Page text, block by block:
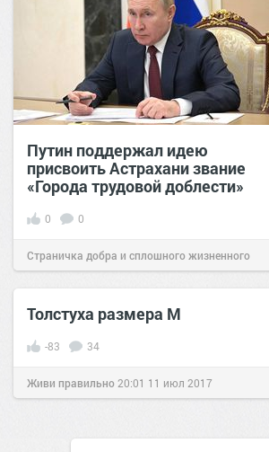
Путин поддержал идею
присвоить Астрахани звание
«Города трудовой доблести»
0 0
Страничка добра и сплошного жизненного
позитива! 14:15 17 янв 2022
Толстуха размера М
-83 34
Живи правильно 20:01 11 июл 2017